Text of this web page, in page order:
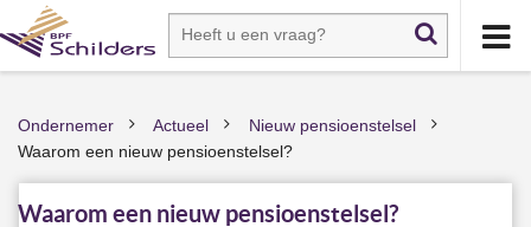
Ondernemer
Actueel
>
Nieuw pensioenstelsel
Waarom een nieuw pensioenstelsel?
Waarom een nieuw pensioenstelsel?